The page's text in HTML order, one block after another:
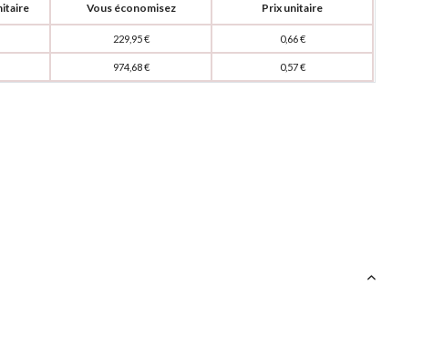
Vous économisez Prix unitaire
229,95 € 0,66 €
974,68 € 0,57 €